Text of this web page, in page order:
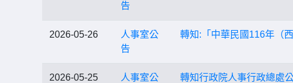
告
2026-05-26
人事室公
告
轉知:「中華民國116年（
2026-05-25
人事室公
轉知行政院人事行政總處